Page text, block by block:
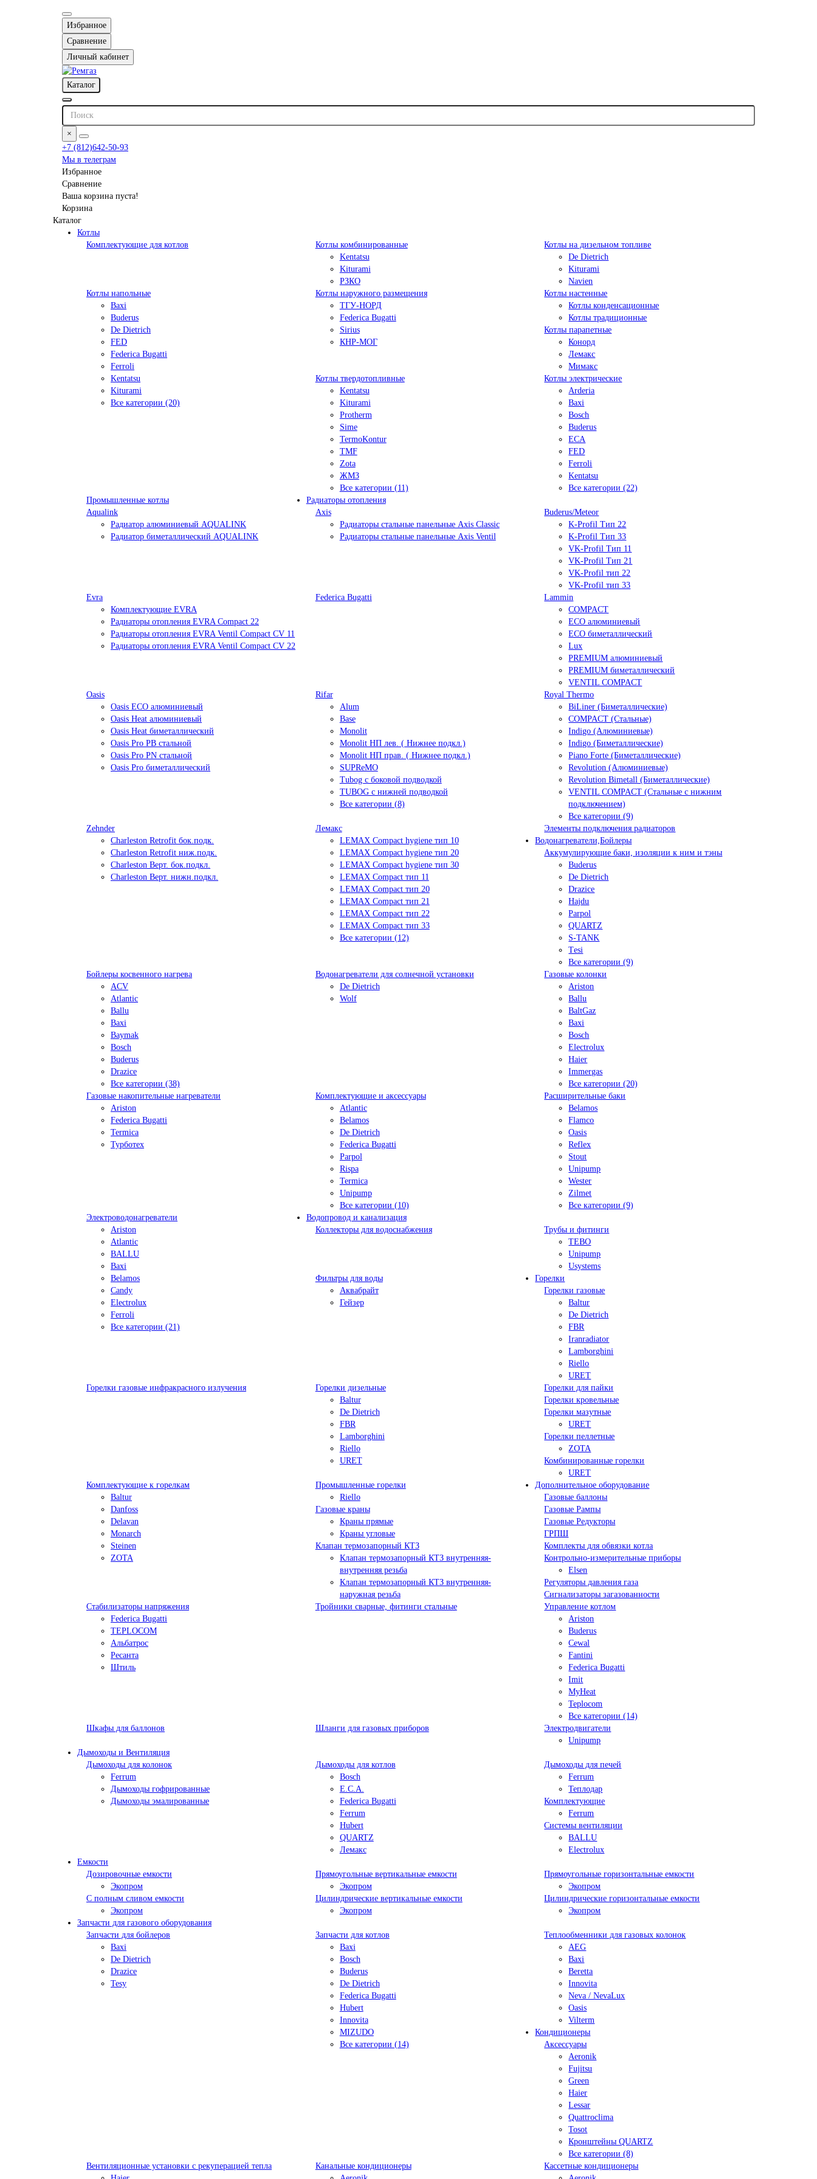
Избранное
Сравнение
Личный кабинет
Каталог
×
+7 (812)642-50-93
Мы в телеграм
Избранное
Сравнение
Ваша корзина пуста!
Корзина
Каталог
Котлы
Комплектующие для котлов
Котлы комбинированные
Kentatsu
Kiturami
РЗКО
Котлы на дизельном топливе
De Dietrich
Kiturami
Navien
Котлы напольные
Baxi
Buderus
De Dietrich
FED
Federica Bugatti
Ferroli
Kentatsu
Kiturami
Все категории (20)
Котлы наружного размещения
ТГУ-НОРД
Federica Bugatti
Sirius
КНР-МОГ
Котлы настенные
Котлы конденсационные
Котлы традиционные
Котлы парапетные
Конорд
Лемакс
Мимакс
Котлы твердотопливные
Kentatsu
Kiturami
Protherm
Sime
TermoKontur
TMF
Zota
ЖМЗ
Все категории (11)
Котлы электрические
Arderia
Baxi
Bosch
Buderus
ECA
FED
Ferroli
Kentatsu
Все категории (22)
Промышленные котлы
Радиаторы отопления
Aqualink
Радиатор алюминиевый AQUALINK
Радиатор биметаллический AQUALINK
Axis
Радиаторы стальные панельные Axis Classic
Радиаторы стальные панельные Axis Ventil
Buderus/Meteor
K-Profil Тип 22
K-Profil Тип 33
VK-Profil Тип 11
VK-Profil Тип 21
VK-Profil тип 22
VK-Profil тип 33
Evra
Комплектующие EVRA
Радиаторы отопления EVRA Compact 22
Радиаторы отопления EVRA Ventil Compact CV 11
Радиаторы отопления EVRA Ventil Compact CV 22
Federica Bugatti
Lammin
COMPACT
ECO алюминиевый
ECO биметаллический
Lux
PREMIUM алюминиевый
PREMIUM биметаллический
VENTIL COMPACT
Oasis
Oasis ECO алюминиевый
Oasis Heat алюминиевый
Oasis Heat биметаллический
Oasis Pro PB стальной
Oasis Pro PN стальной
Oasis Pro биметаллический
Rifar
Alum
Base
Monolit
Monolit НП лев. ( Нижнее подкл.)
Monolit НП прав. ( Нижнее подкл.)
SUPReMO
Tubog с боковой подводкой
TUBOG с нижней подводкой
Все категории (8)
Royal Thermo
BiLiner (Биметаллические)
COMPACT (Стальные)
Indigo (Алюминиевые)
Indigo (Биметаллические)
Piano Forte (Биметаллические)
Revolution (Алюминиевые)
Revolution Bimetall (Биметаллические)
VENTIL COMPACT (Стальные с нижним
подключением)
Все категории (9)
Zehnder
Charleston Retrofit бок.подк.
Charleston Retrofit ниж.подк.
Charleston Верт. бок.подкл.
Charleston Верт. нижн.подкл.
Лемакс
LEMAX Compact hygiene тип 10
LEMAX Compact hygiene тип 20
LEMAX Compact hygiene тип 30
LEMAX Compact тип 11
LEMAX Compact тип 20
LEMAX Compact тип 21
LEMAX Compact тип 22
LEMAX Compact тип 33
Все категории (12)
Элементы подключения радиаторов
Водонагреватели,Бойлеры
Аккумулирующие баки, изоляции к ним и тэны
Buderus
De Dietrich
Drazice
Hajdu
Parpol
QUARTZ
S-TANK
Tеsi
Все категории (9)
Бойлеры косвенного нагрева
ACV
Atlantic
Ballu
Baxi
Baymak
Bosch
Buderus
Drazice
Все категории (38)
Водонагреватели для солнечной установки
De Dietrich
Wolf
Газовые колонки
Ariston
Ballu
BaltGaz
Baxi
Bosсh
Electrolux
Haier
Immergas
Все категории (20)
Газовые накопительные нагреватели
Ariston
Federica Bugatti
Termica
Турботех
Комплектующие и аксессуары
Atlantic
Belamos
De Dietrich
Federica Bugatti
Parpol
Rispa
Termica
Unipump
Все категории (10)
Расширительные баки
Belamos
Flamco
Oasis
Reflex
Stout
Unipump
Wester
Zilmet
Все категории (9)
Электроводонагреватели
Ariston
Atlantic
BALLU
Baxi
Belamos
Candy
Electrolux
Ferroli
Все категории (21)
Водопровод и канализация
Коллекторы для водоснабжения
Трубы и фитинги
TEBO
Unipump
Usystems
Фильтры для воды
Аквабрайт
Гейзер
Горелки
Горелки газовые
Baltur
De Dietrich
FBR
Iranradiator
Lamborghini
Riello
URET
Горелки газовые инфракрасного излучения
Горелки дизельные
Baltur
De Dietrich
FBR
Lamborghini
Riello
URET
Горелки для пайки
Горелки кровельные
Горелки мазутные
URET
Горелки пеллетные
ZOTA
Комбинированные горелки
URET
Комплектующие к горелкам
Baltur
Danfoss
Delavan
Monarch
Steinen
ZOTA
Промышленные горелки
Riello
Дополнительное оборудование
Газовые баллоны
Газовые краны
Краны прямые
Краны угловые
Газовые Рампы
Газовые Редукторы
ГРПШ
Клапан термозапорный КТЗ
Клапан термозапорный КТЗ внутренняя-
внутренняя резьба
Клапан термозапорный КТЗ внутренняя-
наружная резьба
Комплекты для обвязки котла
Контрольно-измерительные приборы
Elsen
Регуляторы давления газа
Сигнализаторы загазованности
Стабилизаторы напряжения
Federica Bugatti
TEPLOCOM
Альбатрос
Ресанта
Штиль
Тройники сварные, фитинги стальные
Управление котлом
Ariston
Buderus
Cewal
Fantini
Federica Bugatti
Imit
MyHeat
Teplocom
Все категории (14)
Шкафы для баллонов
Шланги для газовых приборов
Электродвигатели
Unipump
Дымоходы и Вентиляция
Дымоходы для колонок
Ferrum
Дымоходы гофрированные
Дымоходы эмалированные
Дымоходы для котлов
Bosch
E.C.A.
Federica Bugatti
Ferrum
Hubert
QUARTZ
Лемакс
Дымоходы для печей
Ferrum
Теплодар
Комплектующие
Ferrum
Системы вентиляции
BALLU
Electrolux
Емкости
Дозировочные емкости
Экопром
Прямоугольные вертикальные емкости
Экопром
Прямоугольные горизонтальные емкости
Экопром
С полным сливом емкости
Экопром
Цилиндрические вертикальные емкости
Экопром
Цилиндрические горизонтальные емкости
Экопром
Запчасти для газового оборудования
Запчасти для бойлеров
Baxi
De Dietrich
Drazice
Tesy
Запчасти для котлов
Baxi
Bosch
Buderus
De Dietrich
Federica Bugatti
Hubert
Innovita
MIZUDO
Все категории (14)
Теплообменники для газовых колонок
AEG
Baxi
Beretta
Innovita
Neva / NevaLux
Oasis
Vilterm
Кондиционеры
Аксессуары
Aeronik
Fujitsu
Green
Haier
Lessar
Quattroclima
Tosot
Кронштейны QUARTZ
Все категории (8)
Вентиляционные установки с рекуперацией тепла
Канальные кондиционеры
Кассетные кондиционеры